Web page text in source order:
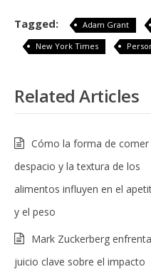
Tagged: Adam Grant
New York Times
Related Articles
Cómo la forma de comer
despacio y la textura de los
alimentos influyen en el
y el peso
Mark Zuckerberg enfrenta
juicio clave sobre el impacto